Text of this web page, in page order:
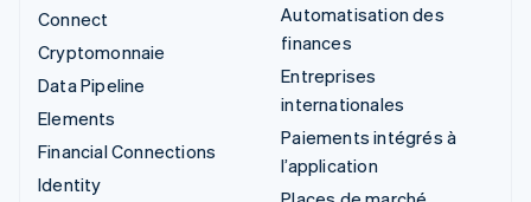
Connect
Cryptomonnaie
Data Pipeline
Elements
Financial Connections
Identity
Automatisation des
finances
Entreprises
internationales
Paiements intégrés à
l’application